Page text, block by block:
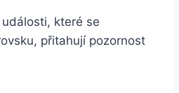
které se
přitahují pozornost